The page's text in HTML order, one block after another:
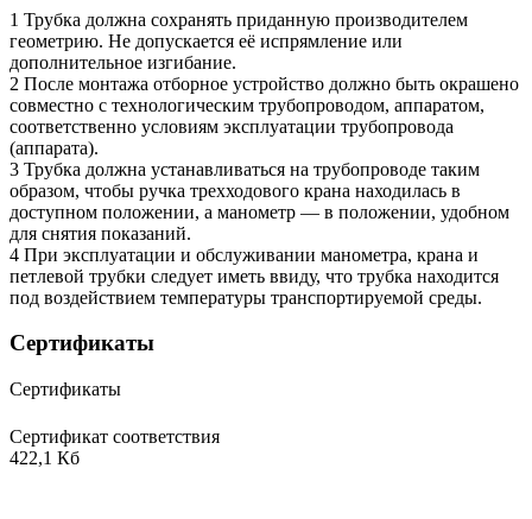
1 Трубка должна сохранять приданную производителем
геометрию. Не допускается её испрямление или
дополнительное изгибание.
2 После монтажа отборное устройство должно быть окрашено
совместно с технологическим трубопроводом, аппаратом,
соответственно условиям эксплуатации трубопровода
(аппарата).
3 Трубка должна устанавливаться на трубопроводе таким
образом, чтобы ручка трехходового крана находилась в
доступном положении, а манометр — в положении, удобном
для снятия показаний.
4 При эксплуатации и обслуживании манометра, крана и
петлевой трубки следует иметь ввиду, что трубка находится
под воздействием температуры транспортируемой среды.
Сертификаты
Сертификаты
Сертификат соответствия
422,1 Кб